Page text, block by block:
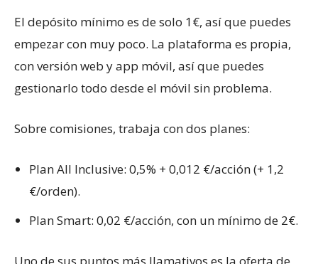
El depósito mínimo es de solo 1€, así que puedes
empezar con muy poco. La plataforma es propia,
con versión web y app móvil, así que puedes
gestionarlo todo desde el móvil sin problema.
Sobre comisiones, trabaja con dos planes:
Plan All Inclusive: 0,5% + 0,012 €/acción (+ 1,2
€/orden).
Plan Smart: 0,02 €/acción, con un mínimo de 2€.